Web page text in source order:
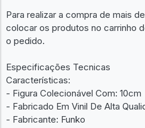
Para realizar a compra de mais
colocar os produtos no carrinho
o pedido.
Especificações Tecnicas
Características:
- Figura Colecionável Com: 10cm
- Fabricado Em Vinil De Alta
- Fabricante: Funko